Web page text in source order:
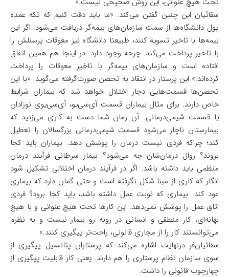
سقائیان این چنین گفتن می‌کند: «ما باید دقت کنیم که تکه عمده
پول دانشگاه‌ها از سمت سازمان‌های بیمه‌گر دریافت می‌شود. اگر این
بیمه‌ها با تاخیر تسویه کنند، طبیعتا دانشگاه نیز معوقات پرسنلش را
با تاخیر پرداخت می‌کند. چرخه وجود دارد. در اینجا هم همین اتفاق
افتاده است و سازمان‌های بیمه‌گر با تاخیر معوقات را پرداخت
کرده‌اند.» این پرستار در انتقاد به تحصن صورت‌گرفته می‌گوید: «با این
تحصن‌ها قسمت‌هایی دچار اختلال خواهد شد که بیماران شرایط
خاص دارند. برای مثال بیماران قسمت آی‌سی‌یو، آی‌سی‌یوی نوزادان
یا قسمت شیمی‌درمانی. آن زمان شما دست به کاری می‌زنید که
بیمارستان ناچار می‌شود قسمت شیمی‌درمانی بزرگسالان را تعطیل
کند؛ چراکه فردی نیست درمان را پوشش دهد. بیماران باید کجا
بروند؟ روال درمان‌شان چه می‌شود؟ بیمار سرطانی فرآیند درمان
منظمی باید داشته باشد. اگر در فرآیند درمان اختلالی تشکیل شود
انگار که کاری از مبنا شکل نگرفته است و حتی گمان دارد که بیماری
عود کند. بیماری که نوبت عمل داشته باشد، باید کجا برود؟ فردی
اتاق عمل را پوشش نمی‌دهد. این کار‌ها تحت هیچ عنوانی و با هیچ
بهانه‌ای، کار منطقی و انسانی در روبه رو بیمار نیست و به نظرم
می‌توانستند کار را از مجاری قانونی، راحت‌تر پیگیری کنند.»
سقائیان‌فر درنهایت اشاره می‌کند که پرستاران پتانسیل پیگیری از
سوی سازمان نظام پرستاری را هم دارند. یعنی کار قابلیت پیگیری از
چهارچوب قانونی را داشت.